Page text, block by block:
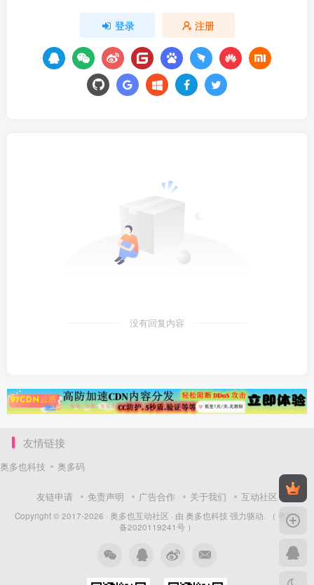
登录 注册
没有回复内容
友情链接
奥多也科技 奥多码
友链申请 免责声明 广告合作 关于我们 互动社区
Copyright © 2017-2026 · 奥多也互动社区 · 由 奥多也科技 强力驱动.
（ 粤ICP
备2020119241号 ）